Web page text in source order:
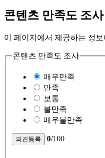
콘텐츠 만족도 조사
이 페이지에서 제공하는 정
콘텐츠 만족도 조사
매우만족
만족
보통
불만족
매우불만족
0/100